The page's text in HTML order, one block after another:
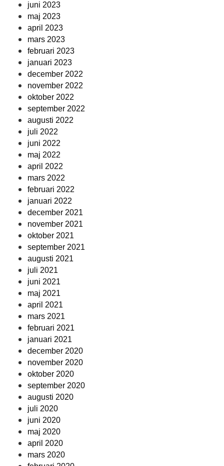
juni 2023
maj 2023
april 2023
mars 2023
februari 2023
januari 2023
december 2022
november 2022
oktober 2022
september 2022
augusti 2022
juli 2022
juni 2022
maj 2022
april 2022
mars 2022
februari 2022
januari 2022
december 2021
november 2021
oktober 2021
september 2021
augusti 2021
juli 2021
juni 2021
maj 2021
april 2021
mars 2021
februari 2021
januari 2021
december 2020
november 2020
oktober 2020
september 2020
augusti 2020
juli 2020
juni 2020
maj 2020
april 2020
mars 2020